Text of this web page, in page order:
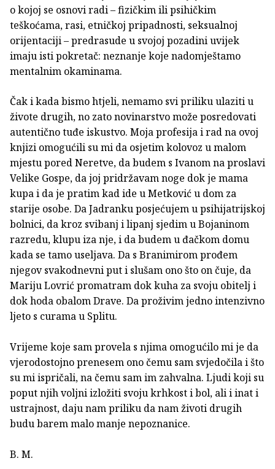
o kojoj se osnovi radi – fizičkim ili psihičkim
teškoćama, rasi, etničkoj pripadnosti, seksualnoj
orijentaciji – predrasude u svojoj pozadini uvijek
imaju isti pokretač: neznanje koje nadomještamo
mentalnim okaminama.
Čak i kada bismo htjeli, nemamo svi priliku ulaziti u
živote drugih, no zato novinarstvo može posredovati
autentično tuđe iskustvo. Moja profesija i rad na ovoj
knjizi omogućili su mi da osjetim kolovoz u malom
mjestu pored Neretve, da budem s Ivanom na proslavi
Velike Gospe, da joj pridržavam noge dok je mama
kupa i da je pratim kad ide u Metković u dom za
starije osobe. Da Jadranku posjećujem u psihijatrijskoj
bolnici, da kroz svibanj i lipanj sjedim u Bojaninom
razredu, klupu iza nje, i da budem u đačkom domu
kada se tamo useljava. Da s Branimirom prođem
njegov svakodnevni put i slušam ono što on čuje, da
Mariju Lovrić promatram dok kuha za svoju obitelj i
dok hoda obalom Drave. Da proživim jedno intenzivno
ljeto s curama u Splitu.
Vrijeme koje sam provela s njima omogućilo mi je da
vjerodostojno prenesem ono čemu sam svjedočila i što
su mi ispričali, na čemu sam im zahvalna. Ljudi koji su
poput njih voljni izložiti svoju krhkost i bol, ali i inat i
ustrajnost, daju nam priliku da nam životi drugih
budu barem malo manje nepoznanice.
B. M.